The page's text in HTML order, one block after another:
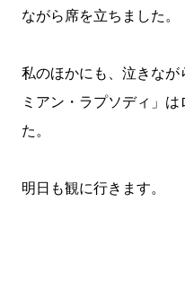
ながら席を立ちました。
私のほかにも、泣きな
ミアン・ラプソディ」
た。
明日も観に行きます。